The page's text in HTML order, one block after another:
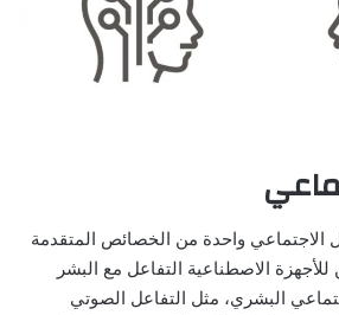
الاجتماعي واحدة من الخصائص المتقدمة
الاصطناعية التفاعل مع البشر
البشري، مثل التفاعل الصوتي